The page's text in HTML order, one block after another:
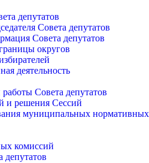
депутатов
Совета депутатов
Совета депутатов
округов
деятельность
Совета депутатов
и решения Сессий
муниципальных нормативных
комиссий
депутатов